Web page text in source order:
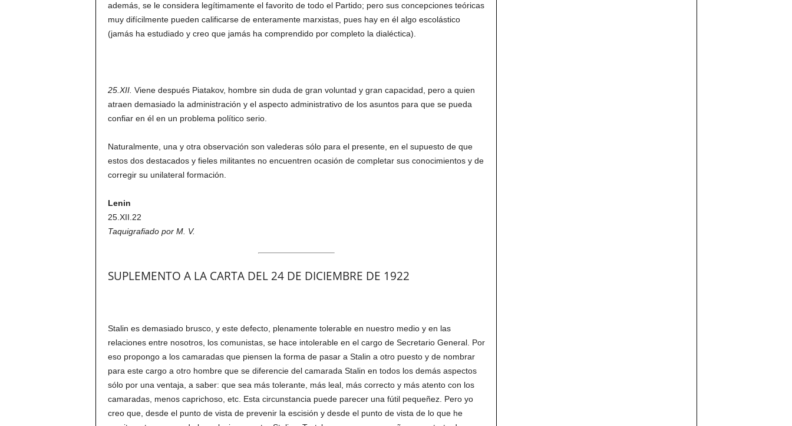
además, se le considera legítimamente el favorito de todo el Partido; pero sus concepciones teóricas
muy difícilmente pueden calificarse de enteramente marxistas, pues hay en él algo escolástico
(jamás ha estudiado y creo que jamás ha comprendido por completo la dialéctica).
25.XII. Viene después Piatakov, hombre sin duda de gran voluntad y gran capacidad, pero a quien
atraen demasiado la administración y el aspecto administrativo de los asuntos para que se pueda
confiar en él en un problema político serio.
Naturalmente, una y otra observación son valederas sólo para el presente, en el supuesto de que
estos dos destacados y fieles militantes no encuentren ocasión de completar sus conocimientos y de
corregir su unilateral formación.
Lenin
25.XII.22
Taquigrafiado por M. V.
SUPLEMENTO A LA CARTA DEL 24 DE DICIEMBRE DE 1922
Stalin es demasiado brusco, y este defecto, plenamente tolerable en nuestro medio y en las
relaciones entre nosotros, los comunistas, se hace intolerable en el cargo de Secretario General. Por
eso propongo a los camaradas que piensen la forma de pasar a Stalin a otro puesto y de nombrar
para este cargo a otro hombre que se diferencie del camarada Stalin en todos los demás aspectos
sólo por una ventaja, a saber: que sea más tolerante, más leal, más correcto y más atento con los
camaradas, menos caprichoso, etc. Esta circunstancia puede parecer una fútil pequeñez. Pero yo
creo que, desde el punto de vista de prevenir la escisión y desde el punto de vista de lo que he